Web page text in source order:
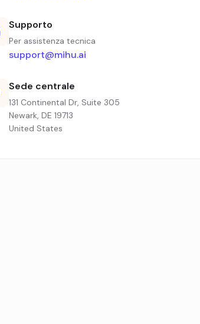
Supporto
Per assistenza tecnica
support@mihu.ai
Sede centrale
131 Continental Dr, Suite 305
Newark, DE 19713
United States